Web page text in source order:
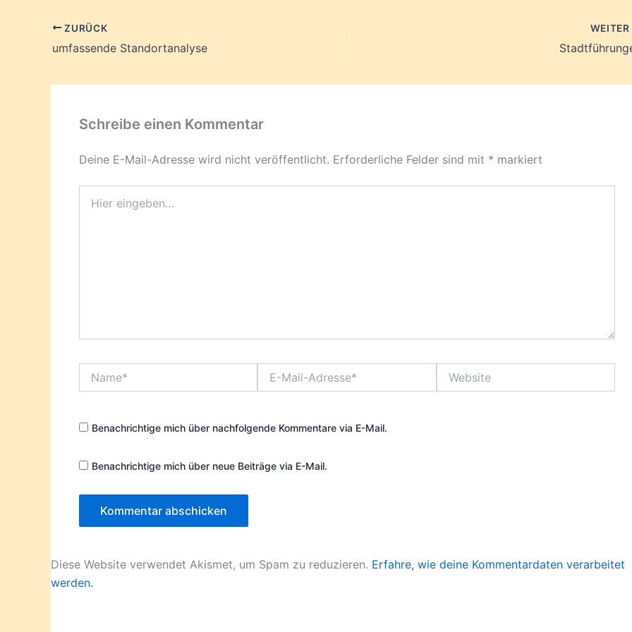
ZURÜCK
umfassende Standortanalyse
WEITER
Schreibe einen Kommentar
Deine E-Mail-Adresse wird nicht veröffentlicht. Erforderliche Felder sind mit * markiert
eingeben…
Mail-
Benachrichtige mich über nachfolgende Kommentare via E-Mail.
Benachrichtige mich über neue Beiträge via E-Mail.
Diese Website verwendet Akismet, um Spam zu reduzieren. Erfahre, wie deine Kommentardaten verarbeitet
werden.